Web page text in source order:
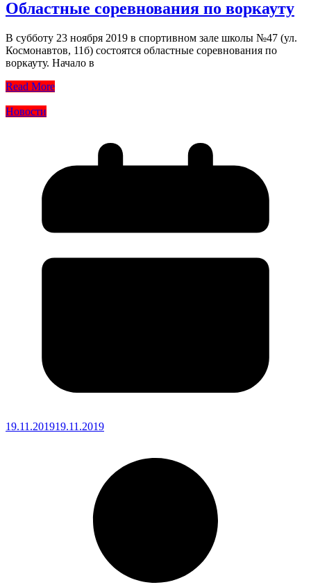
Областные соревнования по воркауту
В субботу 23 ноября 2019 в спортивном зале школы №47 (ул.
Космонавтов, 11б) состоятся областные соревнования по
воркауту. Начало в
Read More
Новости
19.11.201919.11.2019